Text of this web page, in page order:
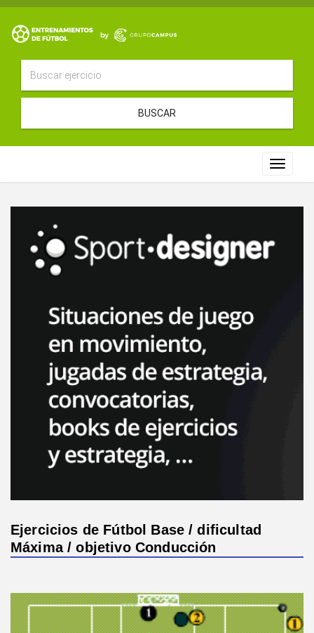
BUSCAR
Toggle
Ejercicios de Fútbol Base / dificultad
Máxima / objetivo Conducción